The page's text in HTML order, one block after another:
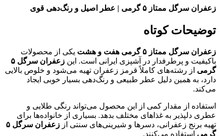
زعفران سرگل ممتاز ۵ گرمی | عطر اصیل و رنگ‌دهی قوی
توضیحات کوتاه
زعفران سرگل ممتاز ۵ گرمی هفت و هشت
یکی از محصولات
باکیفیت و پرطرفدار در آشپزی ایرانی است. این
زعفران سرگل ۵
گرمی از رشته‌های کاملاً قرمز زعفران تهیه می‌شود و خلوص بالایی
دارد، به همین دلیل عطر طبیعی و رنگ‌دهی بسیار خوبی ایجاد
می‌کند.
استفاده از مقدار کمی از این محصول می‌تواند رنگی طلایی و
عطری دلپذیر به غذاهای مختلف بدهد. بسیاری از خانواده‌ها برای
تهیه برنج زعفرانی، دسرها و شیرینی‌های سنتی از
زعفران سرگل ۵
گرمی استفاده می‌کنند.